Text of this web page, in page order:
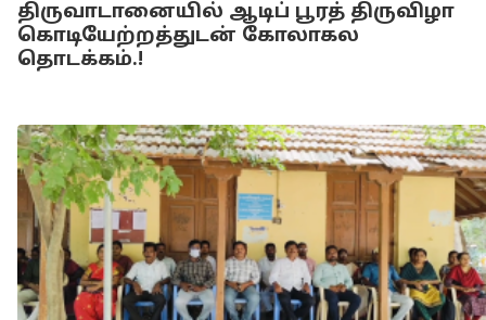
திருவாடானையில் ஆடிப் பூரத் திருவிழா
கொடியேற்றத்துடன் கோலாகல
தொடக்கம்.!